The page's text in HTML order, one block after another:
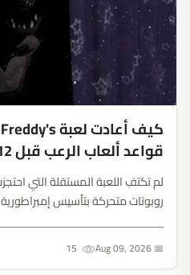
قواعد ألعاب الرعب قبل 12 عاماً
لم تكتفِ اللعبة المستقلة التي
روبوتات متحركة بتأسيس إمبراطورية
أضخم الميزانيات....📅 Aug 09, 2026